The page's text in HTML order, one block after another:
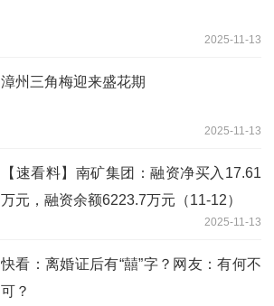
2025-11-13
漳州三角梅迎来盛花期
2025-11-13
【速看料】南矿集团：融资净买入17.61
万元，融资余额6223.7万元（11-12）
2025-11-13
快看：离婚证后有“囍”字？网友：有何不
可？